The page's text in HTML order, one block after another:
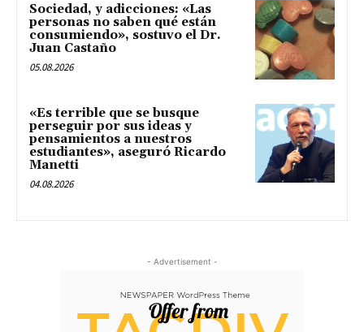
Sociedad, y adicciones: «Las
personas no saben qué están
consumiendo», sostuvo el Dr.
Juan Castaño
05.08.2026
«Es terrible que se busque
perseguir por sus ideas y
pensamientos a nuestros
estudiantes», aseguró Ricardo
Manetti
04.08.2026
- Advertisement -